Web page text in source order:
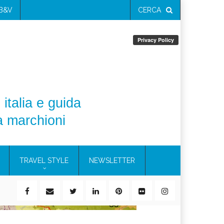
CERCA
italia e guida
marchioni
TRAVEL STYLE NEWSLETTER